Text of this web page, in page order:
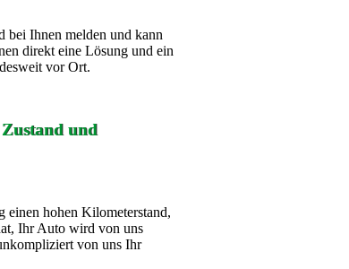
bei Ihnen melden und kann
direkt eine Lösung und ein
vor Ort.
und
einen hohen Kilometerstand,
Ihr Auto wird von uns
von uns Ihr